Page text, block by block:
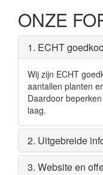
ONZE
1. ECHT
Wij zijn ECHT
aantallen planten
Daardoor
laag.
2. Uitgebreide
3. Website en